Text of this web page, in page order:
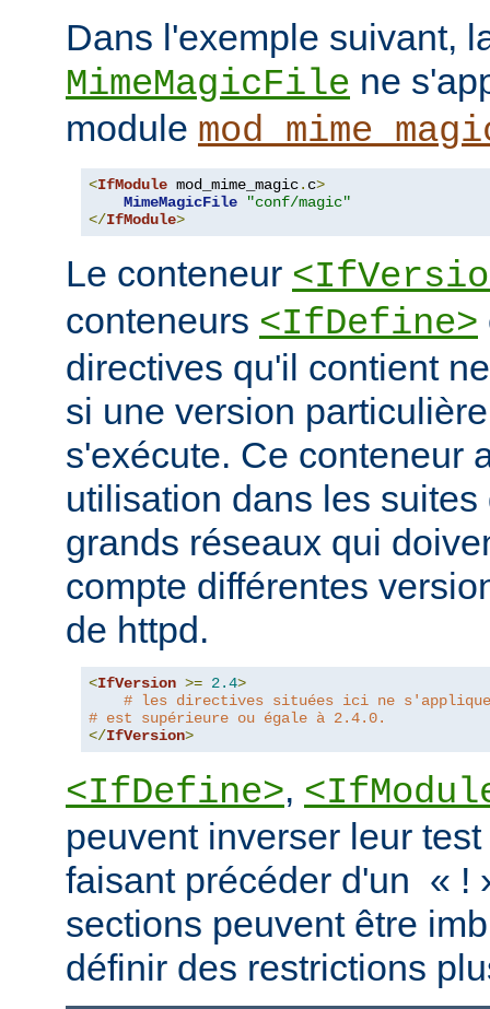
Dans l'exemple suivant,
MimeMagicFile ne
module
<IfModule mod_mime_magic. c>
MimeMagicFile
"conf/magic"
</IfModule>
Le conteneur
conteneurs <IfDefine>
directives qu'il contient
si une version
s'exécute. Ce conteneur
utilisation dans les
grands réseaux qui
compte différentes
de httpd.
<IfVersion >= 2.4>
# les directives situées ici ne
# est supérieure ou égale à 2.4.0.
</IfVersion>
<IfDefine>,
peuvent inverser leur
faisant précéder d'un « !
sections peuvent être
définir des restrictions